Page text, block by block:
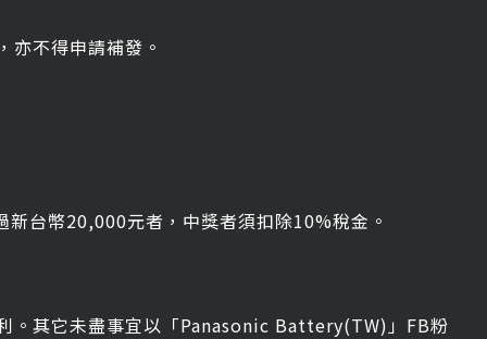
亦不得申請補發。
台幣20,000元者，中獎者須扣除10%稅金。
。其它未盡事宜以「Panasonic Battery(TW)」FB粉